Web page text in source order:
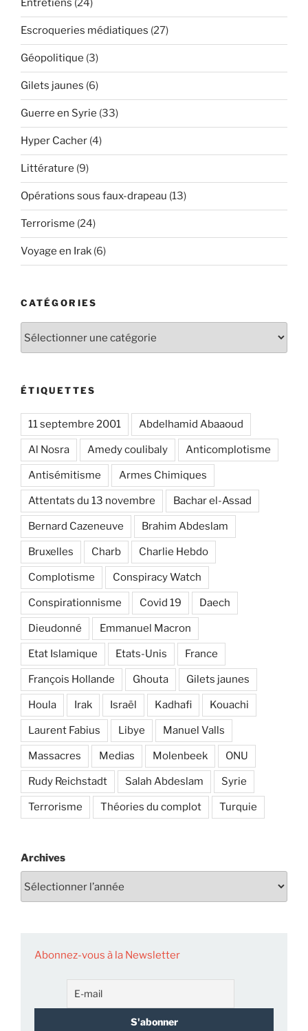
Entretiens (24)
Escroqueries médiatiques (27)
Géopolitique (3)
Gilets jaunes (6)
Guerre en Syrie (33)
Hyper Cacher (4)
Littérature (9)
Opérations sous faux-drapeau (13)
Terrorisme (24)
Voyage en Irak (6)
CATÉGORIES
ÉTIQUETTES
11 septembre 2001 Abdelhamid Abaaoud
Al Nosra Amedy coulibaly Anticomplotisme
Antisémitisme Armes Chimiques
Attentats du 13 novembre Bachar el-Assad
Bernard Cazeneuve Brahim Abdeslam
Bruxelles Charb Charlie Hebdo
Complotisme Conspiracy Watch
Conspirationnisme Covid 19 Daech
Dieudonné Emmanuel Macron
Etat Islamique Etats-Unis France
François Hollande Ghouta Gilets jaunes
Houla Irak Israël Kadhafi Kouachi
Laurent Fabius Libye Manuel Valls
Massacres Medias Molenbeek ONU
Rudy Reichstadt Salah Abdeslam Syrie
Terrorisme Théories du complot Turquie
Archives
Abonnez-vous à la Newsletter